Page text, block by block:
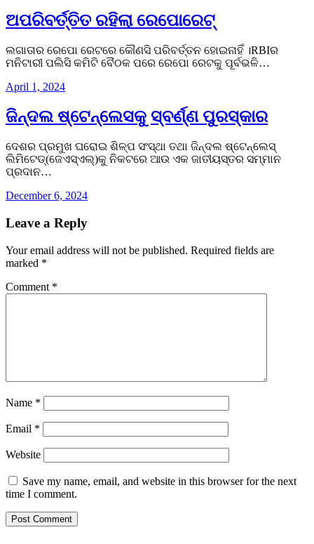
ଅପରିବର୍ତ୍ତିତ ରହିଲା ରେପୋରେଟ୍
ଲଗାତାର ରେପୋ ରେଟରେ କୌଣସି ପରିବର୍ତ୍ତନ ହୋଇନାହିଁ ।RBIର
ମନିଟାରୀ ପଲିସି କମିଟି ବୈଠକ ପରେ ରେପୋ ରେଟକୁ ପୂର୍ବଭଳି…
April 1, 2024
ଜିନ୍ଦଲ ଷ୍ଟେନ୍‌ଲେସକୁ ସ୍ବର୍ଣ୍ଣ ପୁରସ୍କାର
ଦେଶର ପ୍ରମୁଖ ଘରୋଇ ଶିଳ୍ପ ସଂସ୍ଥା ତଥା ଜିନ୍ଦଲ ଷ୍ଟେନ୍ଲେସ୍
ଲିମିଟେଡ୍(ଜେଏସ୍ଏଲ୍)କୁ ନିକଟରେ ଆଉ ଏକ ଜାତୀୟସ୍ତର ସମ୍ମାନ
ପ୍ରଦାନ…
December 6, 2024
Leave a Reply
Your email address will not be published. Required fields are
marked *
Comment *
Name *
Email *
Website
Save my name, email, and website in this browser for the next
time I comment.